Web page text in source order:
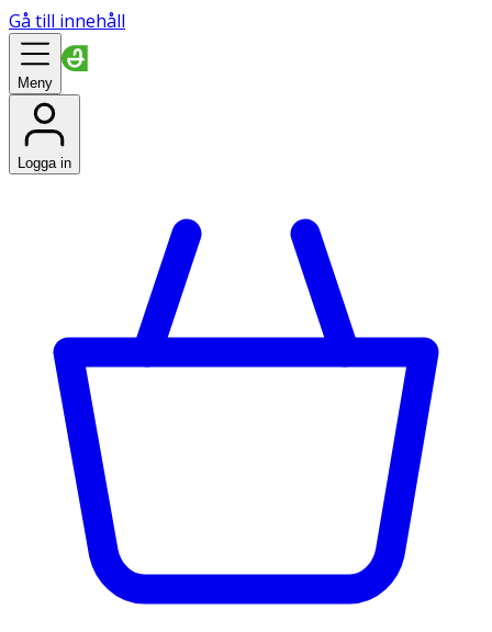
Gå till innehåll
Meny
Logga in